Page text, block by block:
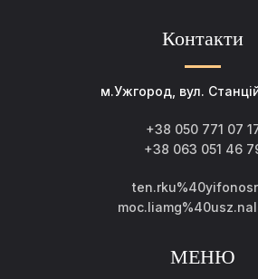
Контакти
м.Ужгород, вул.
+38 050 771 07
+38 063 051 46
МЕНЮ